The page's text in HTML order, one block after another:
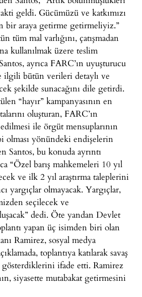
geldi. Gücümüzü ve katkımızı
bir araya getirme getirmeliyiz.”
tüm mal varlığını, çatışmadan
kullanılmak üzere teslim
ayrıca FARC’ın uyuşturucu
bütün verileri detaylı ve
şekilde sunacağını dile getirdi.
“hayır” kampanyasının en
oluşturan, FARC’ın
ile örgüt mensuplarının
olması yönündeki endişelerin
bu konuda ayrıntı
“Özel barış mahkemeleri 10 yıl
ve ilk 2 yıl araştırma taleplerini
yargıçlar olmayacak. Yargıçlar,
seçilecek ve
dedi. Öte yandan Devlet
yapan üç isimden biri olan
Ramirez, sosyal medya
toplantıya katılarak savaş
gösterdiklerini ifade etti. Ramirez
siyasette mutabakat getirmesini